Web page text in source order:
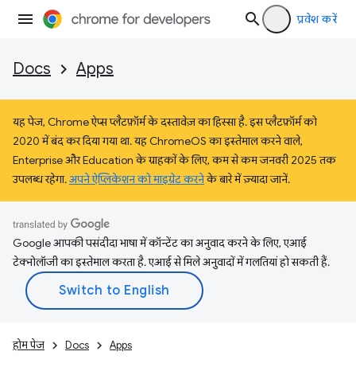
प्रवेश करें
Docs Apps
यह पेज, Chrome ऐप्स प्लैटफ़ॉर्म के दस्तावेज़ का हिस्सा है. इस प्लैटफ़ॉर्म को
2020 में बंद कर दिया गया था. यह ChromeOS का इस्तेमाल करने वाले,
Enterprise और Education के ग्राहकों के लिए, कम से कम जनवरी 2025 तक
उपलब्ध रहेगा.अपने ऐप्लिकेशन को माइग्रेट करनेके बारे में ज़्यादा जानें.
Google आपकी पसंदीदा भाषा में कॉन्टेंट का अनुवाद करने के लिए, एआई
टेक्नोलॉजी का इस्तेमाल करता है. एआई से मिले अनुवादों में गलतियां हो सकती हैं.
होम पेज Docs Apps